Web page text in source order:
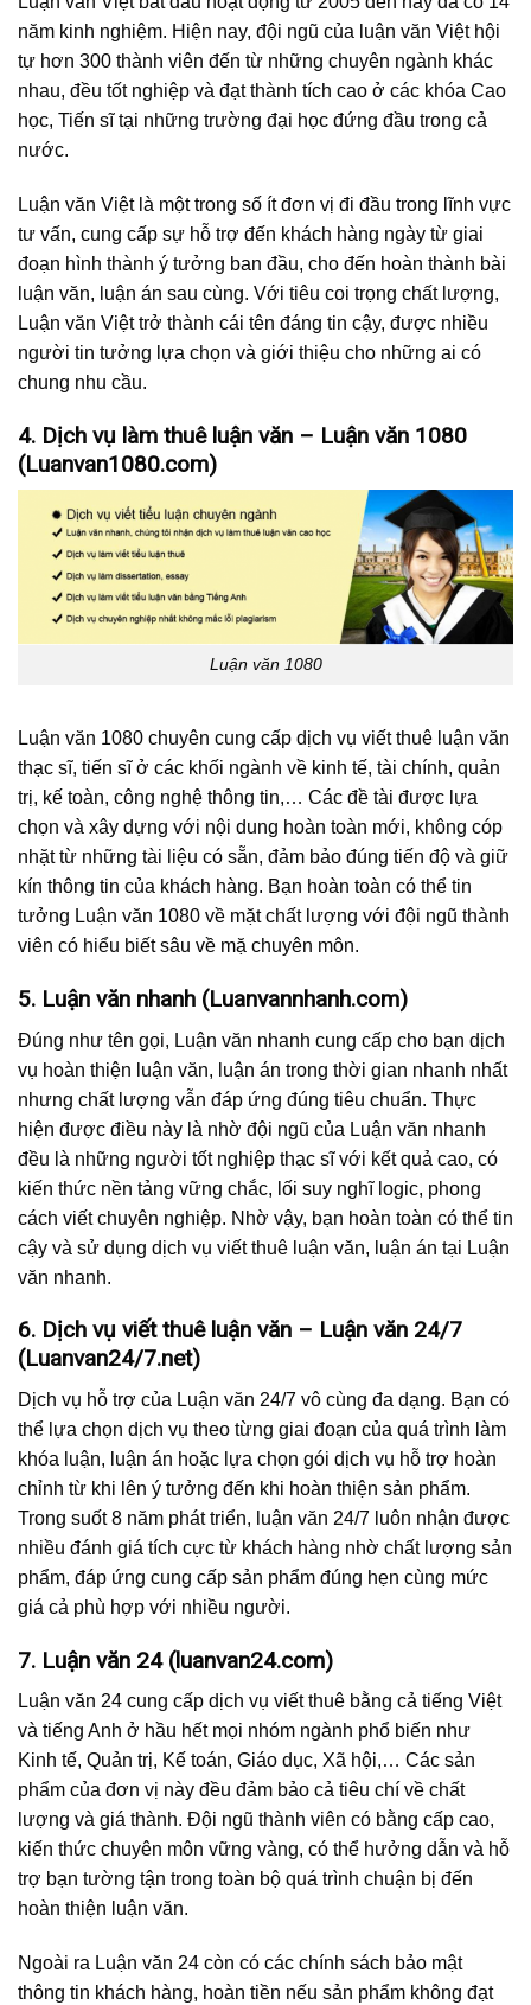
năm kinh nghiệm. Hiện nay, đội ngũ của luận văn Việt hội
tự hơn 300 thành viên đến từ những chuyên ngành khác
nhau, đều tốt nghiệp và đạt thành tích cao ở các khóa Cao
học, Tiến sĩ tại những trường đại học đứng đầu trong cả
nước.
Luận văn Việt là một trong số ít đơn vị đi đầu trong lĩnh vực
tư vấn, cung cấp sự hỗ trợ đến khách hàng ngày từ giai
đoạn hình thành ý tưởng ban đầu, cho đến hoàn thành bài
luận văn, luận án sau cùng. Với tiêu coi trọng chất lượng,
Luận văn Việt trở thành cái tên đáng tin cậy, được nhiều
người tin tưởng lựa chọn và giới thiệu cho những ai có
chung nhu cầu.
4. Dịch vụ làm thuê luận văn – Luận văn 1080
(Luanvan1080.com)
Luận văn 1080
Luận văn 1080 chuyên cung cấp dịch vụ viết thuê luận văn
thạc sĩ, tiến sĩ ở các khối ngành về kinh tế, tài chính, quản
trị, kế toàn, công nghệ thông tin,… Các đề tài được lựa
chọn và xây dựng với nội dung hoàn toàn mới, không cóp
nhặt từ những tài liệu có sẵn, đảm bảo đúng tiến độ và giữ
kín thông tin của khách hàng. Bạn hoàn toàn có thể tin
tưởng Luận văn 1080 về mặt chất lượng với đội ngũ thành
viên có hiểu biết sâu về mặ chuyên môn.
5. Luận văn nhanh (Luanvannhanh.com)
Đúng như tên gọi, Luận văn nhanh cung cấp cho bạn dịch
vụ hoàn thiện luận văn, luận án trong thời gian nhanh nhất
nhưng chất lượng vẫn đáp ứng đúng tiêu chuẩn. Thực
hiện được điều này là nhờ đội ngũ của Luận văn nhanh
đều là những người tốt nghiệp thạc sĩ với kết quả cao, có
kiến thức nền tảng vững chắc, lối suy nghĩ logic, phong
cách viết chuyên nghiệp. Nhờ vậy, bạn hoàn toàn có thể tin
cậy và sử dụng dịch vụ viết thuê luận văn, luận án tại Luận
văn nhanh.
6. Dịch vụ viết thuê luận văn – Luận văn 24/7
(Luanvan24/7.net)
Dịch vụ hỗ trợ của Luận văn 24/7 vô cùng đa dạng. Bạn có
thể lựa chọn dịch vụ theo từng giai đoạn của quá trình làm
khóa luận, luận án hoặc lựa chọn gói dịch vụ hỗ trợ hoàn
chỉnh từ khi lên ý tưởng đến khi hoàn thiện sản phẩm.
Trong suốt 8 năm phát triển, luận văn 24/7 luôn nhận được
nhiều đánh giá tích cực từ khách hàng nhờ chất lượng sản
phẩm, đáp ứng cung cấp sản phẩm đúng hẹn cùng mức
giá cả phù hợp với nhiều người.
7. Luận văn 24 (luanvan24.com)
Luận văn 24 cung cấp dịch vụ viết thuê bằng cả tiếng Việt
và tiếng Anh ở hầu hết mọi nhóm ngành phổ biến như
Kinh tế, Quản trị, Kế toán, Giáo dục, Xã hội,… Các sản
phẩm của đơn vị này đều đảm bảo cả tiêu chí về chất
lượng và giá thành. Đội ngũ thành viên có bằng cấp cao,
kiến thức chuyên môn vững vàng, có thể hưởng dẫn và hỗ
trợ bạn tường tận trong toàn bộ quá trình chuận bị đến
hoàn thiện luận văn.
Ngoài ra Luận văn 24 còn có các chính sách bảo mật
thông tin khách hàng, hoàn tiền nếu sản phẩm không đạt